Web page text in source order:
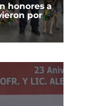
honores a
por